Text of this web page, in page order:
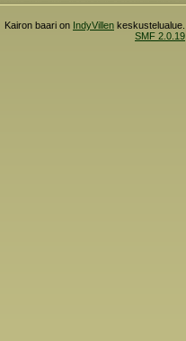
Kairon baari on IndyVillen
SMF 2.0.19